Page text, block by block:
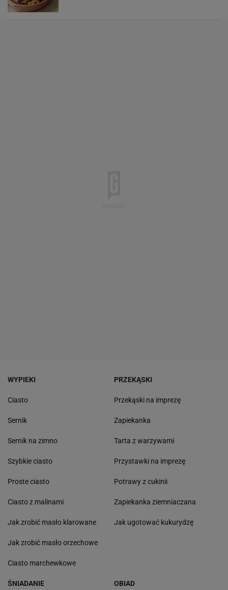
WYPIEKI
Ciasto
Sernik
Sernik na zimno
Szybkie ciasto
Proste ciasto
Ciasto z malinami
Jak zrobić masło klarowane
Jak zrobić masło orzechowe
Ciasto marchewkowe
PRZEKĄSKI
Przekąski na imprezę
Zapiekanka
Tarta z warzywami
Przystawki na imprezę
Potrawy z cukinii
Zapiekanka ziemniaczana
Jak ugotować kukurydzę
ŚNIADANIE OBIAD